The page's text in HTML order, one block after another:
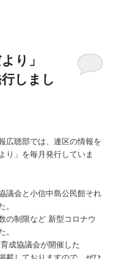
り」
しまし
広聴部では、連区の情報を
り」を毎月発行していま
議会と小信中島公民館それ
の制限など 新型コロナウ
成協議会が開催した
載しておりますので、ぜひ